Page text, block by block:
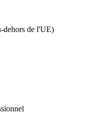
dehors de l'UE)